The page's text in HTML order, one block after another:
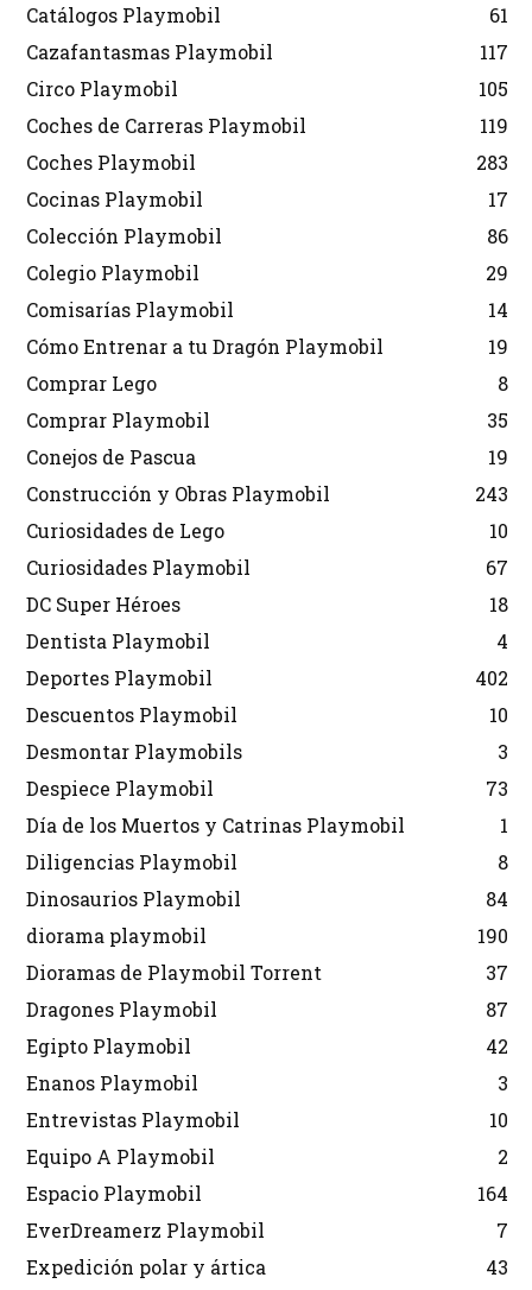
Catálogos Playmobil
61
Cazafantasmas Playmobil
117
Circo Playmobil
105
Coches de Carreras Playmobil
119
Coches Playmobil
283
Cocinas Playmobil
17
Colección Playmobil
86
Colegio Playmobil
29
Comisarías Playmobil
14
Cómo Entrenar a tu Dragón Playmobil
19
Comprar Lego
8
Comprar Playmobil
35
Conejos de Pascua
19
Construcción y Obras Playmobil
243
Curiosidades de Lego
10
Curiosidades Playmobil
67
DC Super Héroes
18
Dentista Playmobil
4
Deportes Playmobil
402
Descuentos Playmobil
10
Desmontar Playmobils
3
Despiece Playmobil
73
Día de los Muertos y Catrinas Playmobil
1
Diligencias Playmobil
8
Dinosaurios Playmobil
84
diorama playmobil
190
Dioramas de Playmobil Torrent
37
Dragones Playmobil
87
Egipto Playmobil
42
Enanos Playmobil
3
Entrevistas Playmobil
10
Equipo A Playmobil
2
Espacio Playmobil
164
EverDreamerz Playmobil
7
Expedición polar y ártica
43